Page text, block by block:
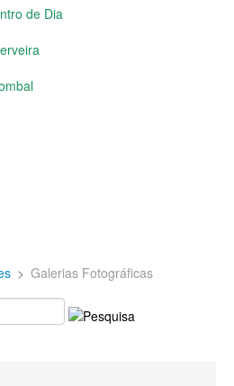
de Dia
> Galerias Fotográficas